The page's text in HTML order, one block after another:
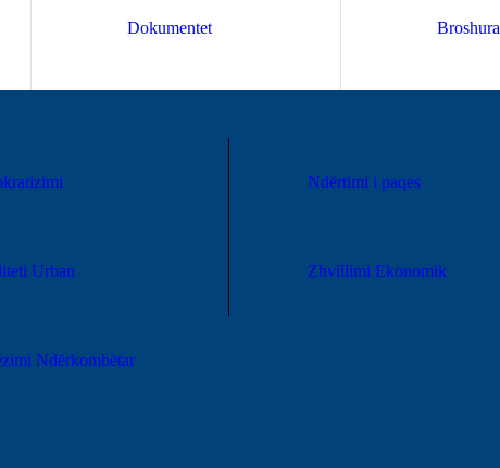
Dokumentet Broshura
Ndërtimi i paqes
Urban Zhvillimi Ekonomik
Ndërkombëtar